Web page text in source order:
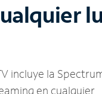
incluye la
en cualquier